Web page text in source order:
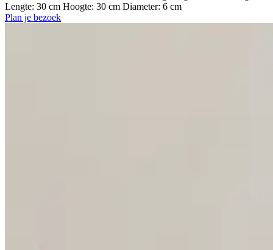
Lengte: 30 cm Hoogte: 30 cm Diameter: 6 cm
Plan je bezoek